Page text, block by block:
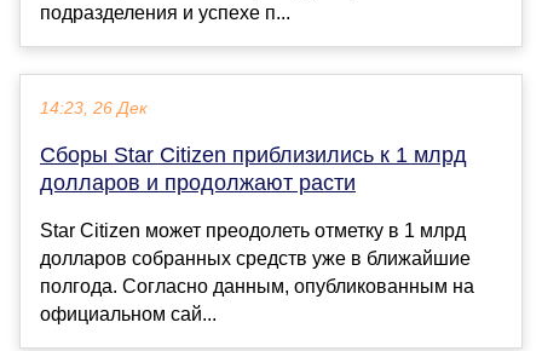
подразделения и успехе п...
14:23, 26 Дек
Сборы Star Citizen приблизились к 1 млрд
долларов и продолжают расти
Star Citizen может преодолеть отметку в 1 млрд
долларов собранных средств уже в ближайшие
полгода. Согласно данным, опубликованным на
официальном сай...